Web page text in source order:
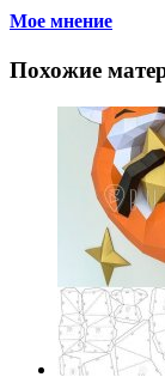
Мое мнение
Похожие